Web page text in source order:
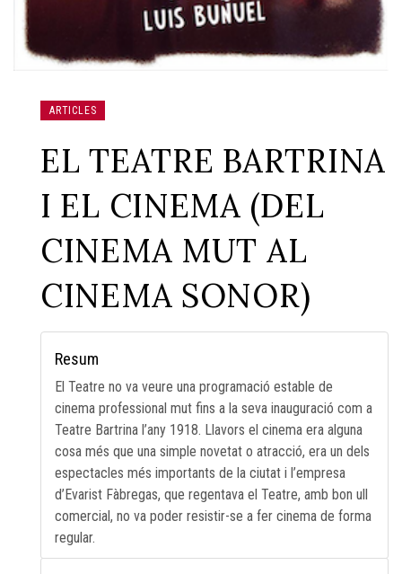
ARTICLES
EL TEATRE BARTRINA
I EL CINEMA (DEL
CINEMA MUT AL
CINEMA SONOR)
Resum
El Teatre no va veure una programació estable de
cinema professional mut fins a la seva inauguració com a
Teatre Bartrina l’any 1918. Llavors el cinema era alguna
cosa més que una simple novetat o atracció, era un dels
espectacles més importants de la ciutat i l’empresa
d’Evarist Fàbregas, que regentava el Teatre, amb bon ull
comercial, no va poder resistir-se a fer cinema de forma
regular.